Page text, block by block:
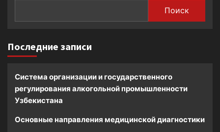
Поиск
Последние записи
Система организации и государственного
регулирования алкогольной промышленности
Узбекистана
Основные направления медицинской диагностики